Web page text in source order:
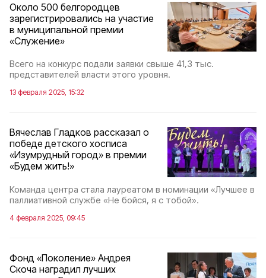
Около 500 белгородцев
зарегистрировались на участие
в муниципальной премии
«Служение»
Всего на конкурс подали заявки свыше 41,3 тыс.
представителей власти этого уровня.
13 февраля 2025, 15:32
Вячеслав Гладков рассказал о
победе детского хосписа
«Изумрудный город» в премии
«Будем жить!»
Команда центра стала лауреатом в номинации «Лучшее в
паллиативной службе «Не бойся, я с тобой».
4 февраля 2025, 09:45
Фонд «Поколение» Андрея
Скоча наградил лучших